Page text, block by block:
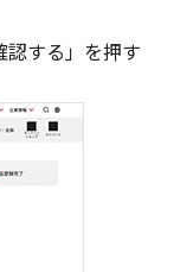
する」を押す